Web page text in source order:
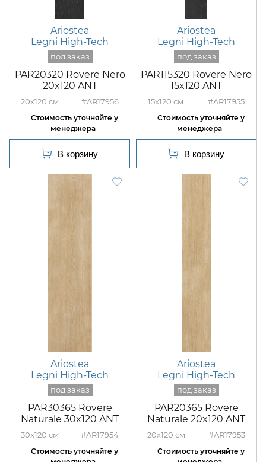
Ariostea
Legni High-Tech
PAR20320 Rovere Nero
20x120 ANT
20x120 #AR17956
Ariostea
Legni High-Tech
PAR115320 Rovere Nero
15x120 ANT
15x120 #AR17955
Ariostea
Legni High-Tech
PAR30365 Rovere
Naturale 30x120 ANT
30x120 #AR17954
Ariostea
Legni High-Tech
PAR20365 Rovere
Naturale 20x120 ANT
20x120 #AR17953